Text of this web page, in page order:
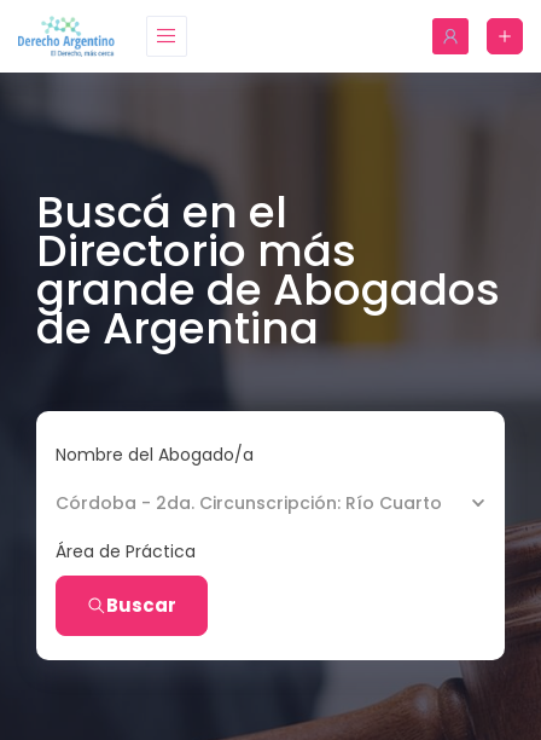
Buscá en el
Directorio más
grande de Abogados
de Argentina
Nombre del Abogado/a
Córdoba - 2da. Circunscripción: Río Cuarto
Área de Práctica
Buscar